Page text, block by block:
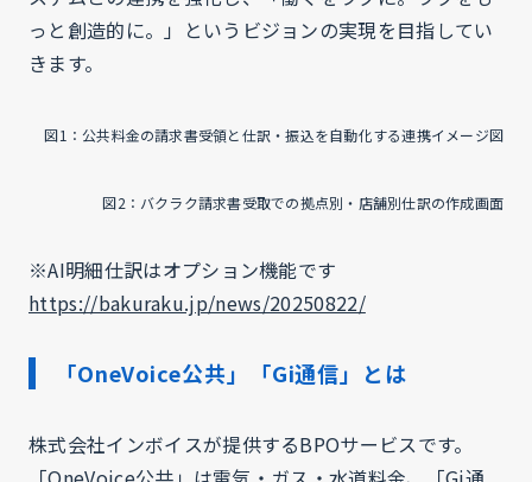
っと創造的に。」というビジョンの実現を目指してい
きます。
図1：公共料金の請求書受領と仕訳・振込を自動化する連携イメージ図
図2：バクラク請求書受取での拠点別・店舗別仕訳の作成画面
※AI明細仕訳はオプション機能です
https://bakuraku.jp/news/20250822/
「OneVoice公共」「Gi通信」とは
株式会社インボイスが提供するBPOサービスです。